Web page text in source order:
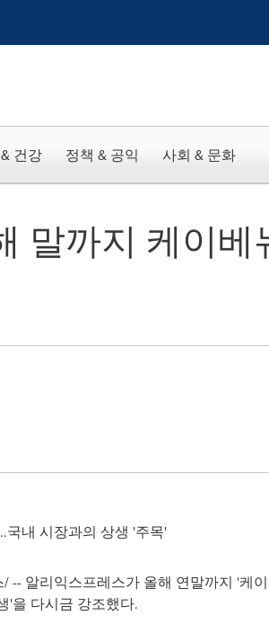
건강 정책 & 공익 사회 & 문화
말까지 케이베
국내 시장과의 상생 '주목'
-- 알리익스프레스가 올해 연말까지 '케
'을 다시금 강조했다.